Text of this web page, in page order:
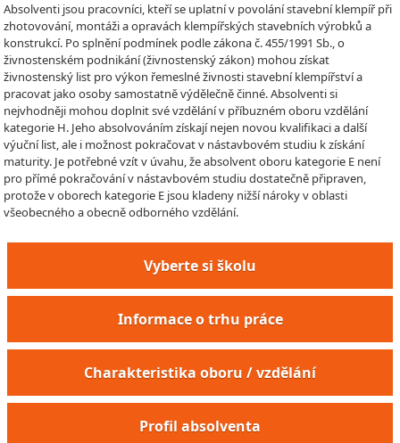
Absolventi jsou pracovníci, kteří se uplatní v povolání stavební klempíř při
zhotovování, montáži a opravách klempířských stavebních výrobků a
konstrukcí. Po splnění podmínek podle zákona č. 455/1991 Sb., o
živnostenském podnikání (živnostenský zákon) mohou získat
živnostenský list pro výkon řemeslné živnosti stavební klempířství a
pracovat jako osoby samostatně výdělečně činné. Absolventi si
nejvhodněji mohou doplnit své vzdělání v příbuzném oboru vzdělání
kategorie H. Jeho absolvováním získají nejen novou kvalifikaci a další
výuční list, ale i možnost pokračovat v nástavbovém studiu k získání
maturity. Je potřebné vzít v úvahu, že absolvent oboru kategorie E není
pro přímé pokračování v nástavbovém studiu dostatečně připraven,
protože v oborech kategorie E jsou kladeny nižší nároky v oblasti
všeobecného a obecně odborného vzdělání.
Vyberte si školu
Informace o trhu práce
Charakteristika oboru / vzdělání
Profil absolventa